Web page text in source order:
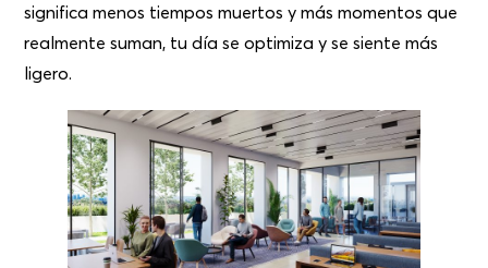
significa menos tiempos muertos y más momentos que
realmente suman, tu día se optimiza y se siente más
ligero.